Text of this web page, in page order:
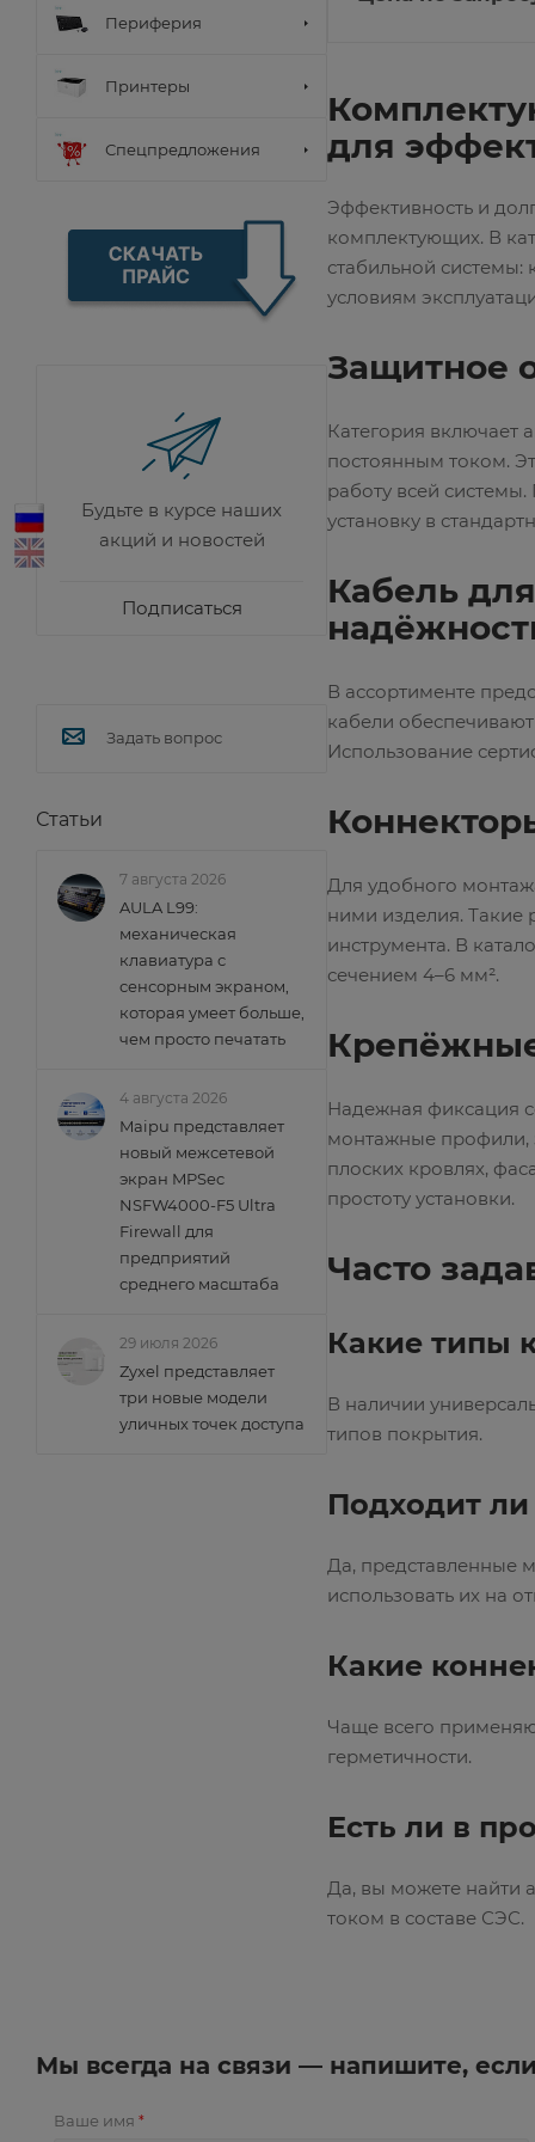
для
Эффективность и
комплектующих. В
стабильной
условиям
Защитное
Категория включает
постоянным током.
работу всей
установку в
Кабель
В ассортименте
кабели
Использование
Для удобного
ними изделия. Такие
инструмента. В
сечением 4–6 мм².
Надежная фиксация
монтажные профили,
плоских кровлях,
простоту установки.
Часто
Какие типы
В наличии
типов покрытия.
Подходит
Да, представленные
использовать их на
Какие
Чаще всего
герметичности.
Есть ли в
Да, вы можете найти
током в составе СЭС.
ZKBio CVAccess
ZKBio CVSecurity
ПО учета рабочего
SDK и API
Устройства
Периферия
Принтеры
Монохромные
Epson
HP
Цветные
Спецпредложения
Будьте в курсе наших
акций и новостей
Подписаться
Задать вопрос
Статьи
7 августа 2026
AULA L99:
механическая
клавиатура с
сенсорным экраном,
которая умеет больше,
чем просто печатать
4 августа 2026
Maipu представляет
новый межсетевой
экран MPSec
NSFW4000-F5 Ultra
Firewall для
предприятий
среднего масштаба
29 июля 2026
Zyxel представляет
три новые модели
уличных точек доступа
Мы всегда на связи — напишите,
Ваше имя*